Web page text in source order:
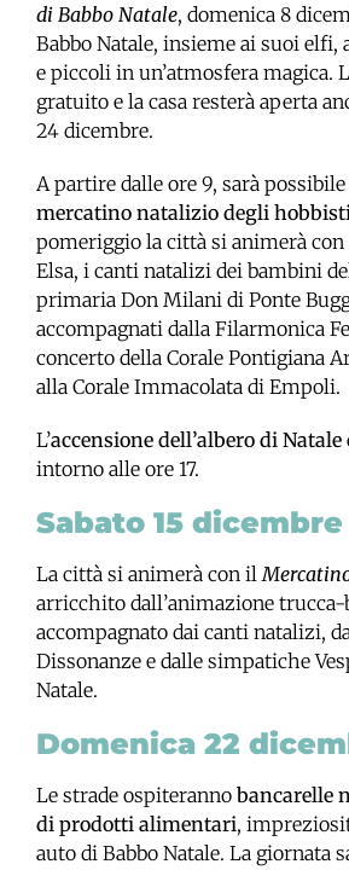
di Babbo Natale, domenica 8
Babbo Natale, insieme ai suoi elfi,
e piccoli in un’atmosfera magica.
gratuito e la casa resterà aperta
24 dicembre.
A partire dalle ore 9, sarà
mercatino natalizio degli hobbisti
pomeriggio la città si animerà con
Elsa, i canti natalizi dei bambini
primaria Don Milani di Ponte
accompagnati dalla Filarmonica
concerto della Corale Pontigiana
alla Corale Immacolata di Empoli.
L’accensione dell’albero di Natale
intorno alle ore 17.
Sabato 15 dicembre
La città si animerà con il
arricchito dall’animazione
accompagnato dai canti natalizi,
Dissonanze e dalle simpatiche
Natale.
Domenica 22
Le strade ospiteranno bancarelle
di prodotti alimentari,
auto di Babbo Natale. La giornata